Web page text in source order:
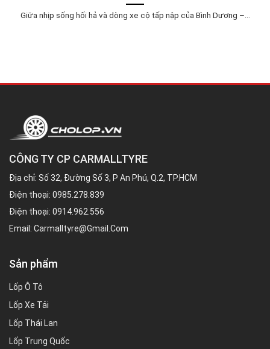
Giữa nhịp sống hối hả và dòng xe cộ tấp nập của Bình Dương –...
CÔNG TY CP CARMALLTYRE
Địa chỉ: Số 32, Đường Số 3, P An Phú, Q.2, TP.HCM
Điện thoại: 0985.278.839
Điện thoại: 0914.962.556
Email: Carmalltyre@gmail.com
Sản phẩm
Lốp Ô Tô
Lốp Xe Tải
Lốp Thái Lan
Lốp Trung Quốc